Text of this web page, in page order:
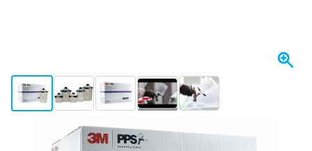
View larger imageView larger imageView larger imageView larger imageView larger image
Spedito oggi